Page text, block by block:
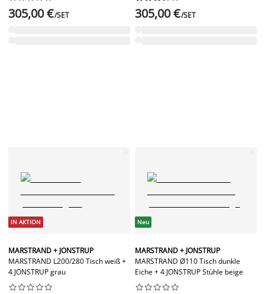
305,00 €/SET 305,00 €/SET
IN AKTION
MARSTRAND + JONSTRUP
MARSTRAND L200/280 Tisch weiß +
4 JONSTRUP grau






Neu
MARSTRAND + JONSTRUP
MARSTRAND Ø110 Tisch dunkle
Eiche + 4 JONSTRUP Stühle beige





